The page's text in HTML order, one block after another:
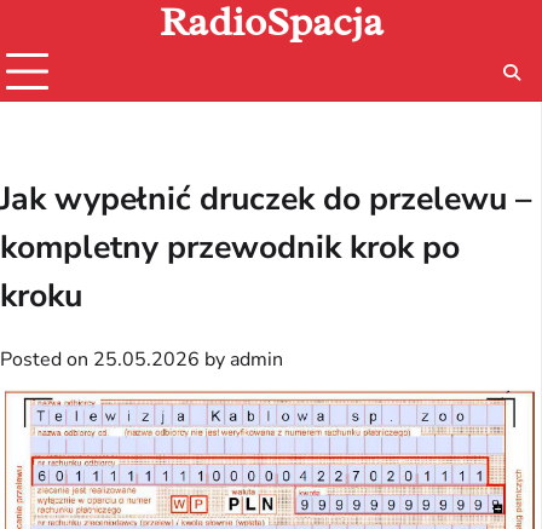
content
RadioSpacja
Jak wypełnić druczek do przelewu –
kompletny przewodnik krok po
kroku
Posted on 25.05.2026 by admin